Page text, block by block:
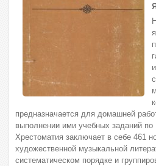
предназначается для домашней
выполнении ими учебных заданий по
Хрестоматия заключает в себе 461
художественной музыкальной
систематическом порядке и